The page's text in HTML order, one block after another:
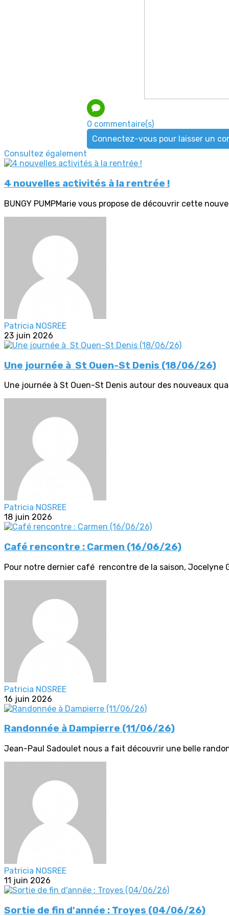
0 commentaire(s)
Connectez-vous pour laisser un
Consultez également
4 nouvelles activités à la rentrée !
BUNGY PUMPMarie vous propose de découvrir cette
Patricia NOSREE
23 juin 2026
Une journée à St Ouen-St Denis (18/06/26)
Une journée à St Ouen-St Denis autour des nouveaux
Patricia NOSREE
18 juin 2026
Café rencontre : Carmen (16/06/26)
Pour notre dernier café rencontre de la saison, Jocelyne
Patricia NOSREE
16 juin 2026
Randonnée à Dampierre (11/06/26)
Jean-Paul Sadoulet nous a fait découvrir une belle
Patricia NOSREE
11 juin 2026
Sortie de fin d'année : Troyes (04/06/26)